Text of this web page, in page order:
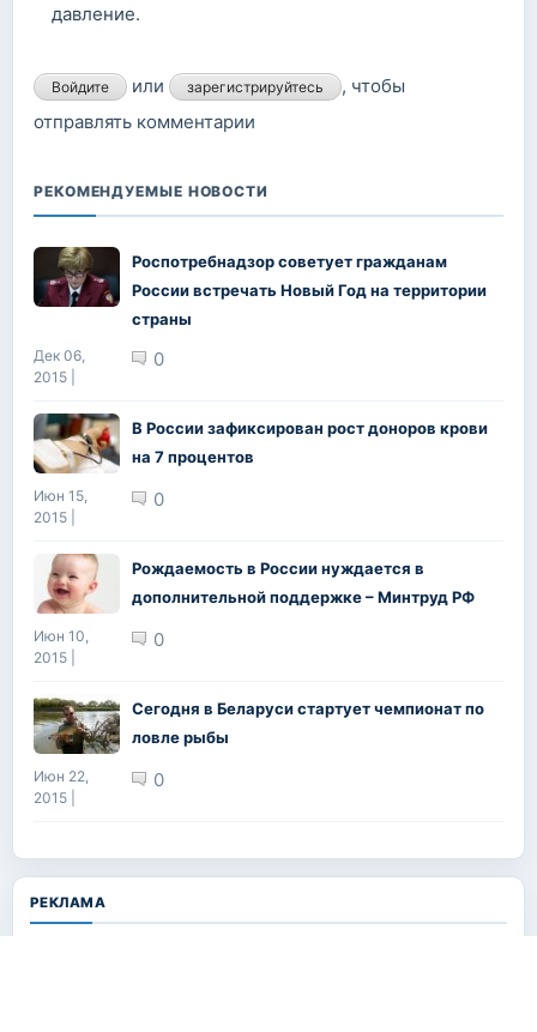
давление.
Войдите или зарегистрируйтесь
, чтобы
отправлять комментарии
РЕКОМЕНДУЕМЫЕ НОВОСТИ
Роспотребнадзор советует гражданам
России встречать Новый Год на территории
страны
Дек 06,
2015 |
0
В России зафиксирован рост доноров крови
на 7 процентов
Июн 15,
2015 |
0
Рождаемость в России нуждается в
дополнительной поддержке – Минтруд РФ
Июн 10,
2015 |
0
Сегодня в Беларуси стартует чемпионат по
ловле рыбы
Июн 22,
2015 |
0
РЕКЛАМА